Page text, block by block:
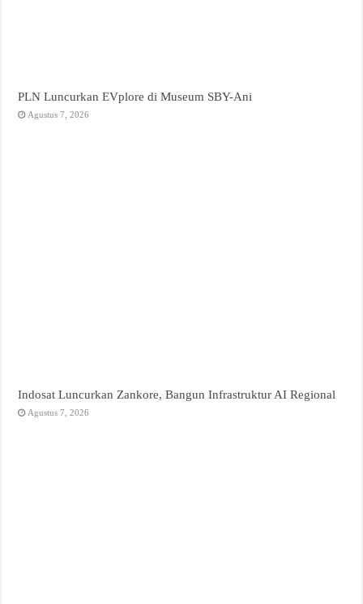
PLN Luncurkan EVplore di Museum SBY-Ani
Agustus 7, 2026
Indosat Luncurkan Zankore, Bangun Infrastruktur AI Regional
Agustus 7, 2026